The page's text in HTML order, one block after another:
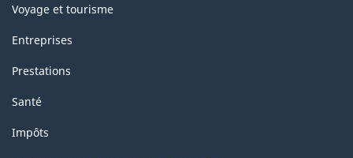
Voyage et tourisme
Entreprises
Prestations
Santé
Impôts